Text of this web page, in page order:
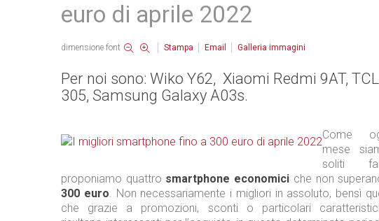
euro di aprile 2022
dimensione font Stampa Email Galleria immagini
Per noi sono: Wiko Y62, Xiaomi Redmi 9AT, TCL
305, Samsung Galaxy A03s.
Come
mese
soliti
proponiamo quattro smartphone economici che non
300 euro. Non necessariamente i migliori in assoluto, bensì
che grazie a promozioni, sconti o particolari